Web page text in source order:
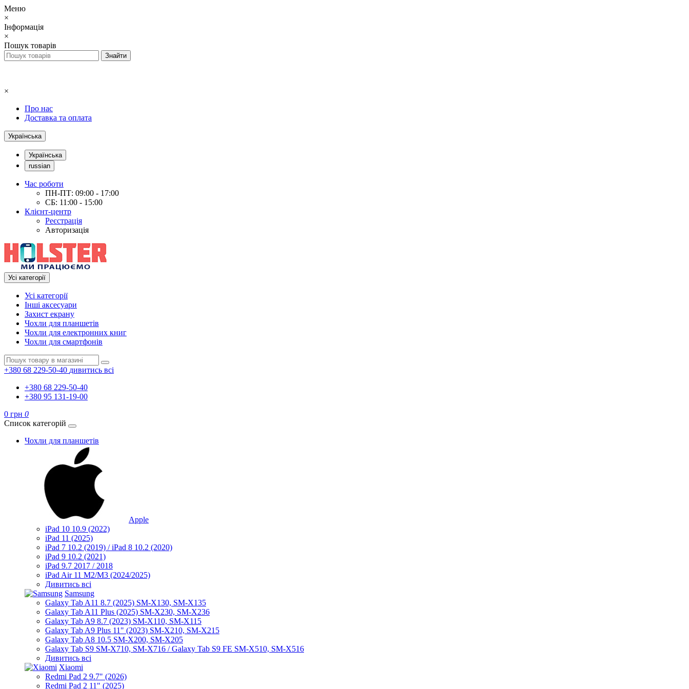
Меню
×
Інформація
×
Пошук товарів
×
Про нас
Доставка та оплата
Українська
Українська
russian
Час роботи
ПН-ПТ: 09:00 - 17:00
СБ: 11:00 - 15:00
Клієнт-центр
Реєстрація
Авторизація
Усі категорії
Усі категорії
Інші аксесуари
Захист екрану
Чохли для планшетів
Чохли для електронних книг
Чохли для смартфонів
+380 68 229-50-40 дивитись всі
+380 68 229-50-40
+380 95 131-19-00
0 грн 0
Список категорій
Чохли для планшетів
Apple
iPad 10 10.9 (2022)
iPad 11 (2025)
iPad 7 10.2 (2019) / iPad 8 10.2 (2020)
iPad 9 10.2 (2021)
iPad 9.7 2017 / 2018
iPad Air 11 M2/M3 (2024/2025)
Дивитись всі
Samsung
Galaxy Tab A11 8.7 (2025) SM-X130, SM-X135
Galaxy Tab A11 Plus (2025) SM-X230, SM-X236
Galaxy Tab A9 8.7 (2023) SM-X110, SM-X115
Galaxy Tab A9 Plus 11" (2023) SM-X210, SM-X215
Galaxy Tab A8 10.5 SM-X200, SM-X205
Galaxy Tab S9 SM-X710, SM-X716 / Galaxy Tab S9 FE SM-X510, SM-X516
Дивитись всі
Xiaomi
Redmi Pad 2 9.7" (2026)
Redmi Pad 2 11" (2025)